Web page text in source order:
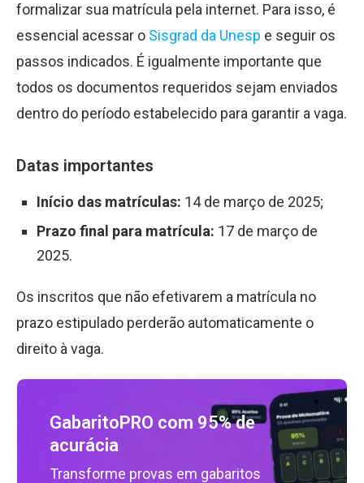
formalizar sua matrícula pela internet. Para isso, é
essencial acessar o Sisgrad da Unesp e seguir os
passos indicados. É igualmente importante que
todos os documentos requeridos sejam enviados
dentro do período estabelecido para garantir a vaga.
Datas importantes
Início das matrículas: 14 de março de 2025;
Prazo final para matrícula: 17 de março de
2025.
Os inscritos que não efetivarem a matrícula no
prazo estipulado perderão automaticamente o
direito à vaga.
GabaritoPRO com 95% de
acurácia
Transforme provas em gabaritos